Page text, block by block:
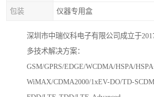
包装 仪器专用盒
深圳市中瑞仪科电子有限公司成立于
多技术解决方案：
GSM/GPRS/EDGE/WCDMA/HSPA/
WiMAX/CDMA2000/1xEV-DO/TD-